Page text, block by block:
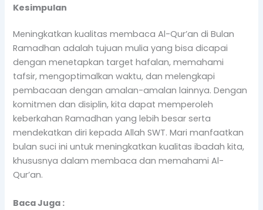
Kesimpulan
Meningkatkan kualitas membaca Al-Qur’an di Bulan
Ramadhan adalah tujuan mulia yang bisa dicapai
dengan menetapkan target hafalan, memahami
tafsir, mengoptimalkan waktu, dan melengkapi
pembacaan dengan amalan-amalan lainnya. Dengan
komitmen dan disiplin, kita dapat memperoleh
keberkahan Ramadhan yang lebih besar serta
mendekatkan diri kepada Allah SWT. Mari manfaatkan
bulan suci ini untuk meningkatkan kualitas ibadah kita,
khususnya dalam membaca dan memahami Al-
Qur’an.
Baca Juga :